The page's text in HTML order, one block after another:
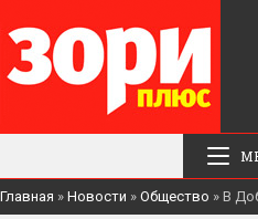
Главная » Новости » Общество » В